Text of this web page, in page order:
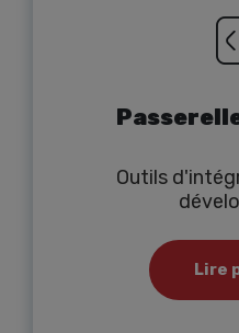
Outils
Lire